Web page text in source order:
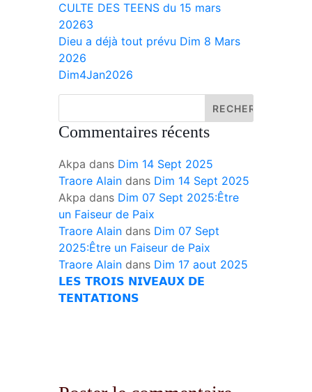
CULTE DES TEENS du 15 mars
20263
Dieu a déjà tout prévu Dim 8 Mars
2026
Dim4Jan2026
Commentaires récents
Akpa dans Dim 14 Sept 2025
Traore Alain dans Dim 14 Sept 2025
Akpa dans Dim 07 Sept 2025:Être
un Faiseur de Paix
Traore Alain dans Dim 07 Sept
2025:Être un Faiseur de Paix
Traore Alain dans Dim 17 aout 2025
𝗟𝗘𝗦 𝗧𝗥𝗢𝗜𝗦 𝗡𝗜𝗩𝗘𝗔𝗨𝗫 𝗗𝗘
𝗧𝗘𝗡𝗧𝗔𝗧𝗜𝗢𝗡𝗦